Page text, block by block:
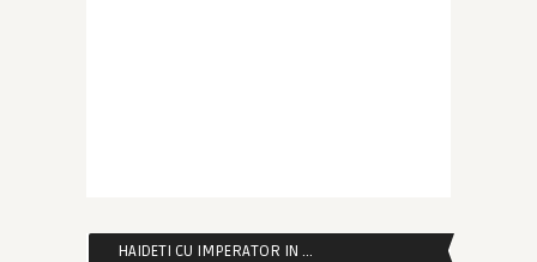
HAIDETI CU IMPERATOR IN …